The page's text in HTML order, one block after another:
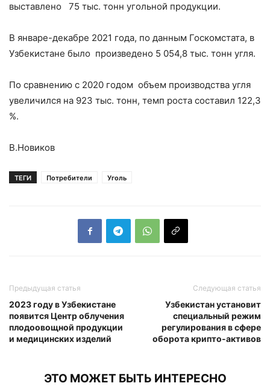
выставлено 75 тыс. тонн угольной продукции.
В январе-декабре 2021 года, по данным Госкомстата, в
Узбекистане было произведено 5 054,8 тыс. тонн угля.
По сравнению с 2020 годом объем производства угля
увеличился на 923 тыс. тонн, темп роста составил 122,3
%.
В.Новиков
ТЕГИ Потребители Уголь
Предыдущая статья
2023 году в Узбекистане
появится Центр облучения
плодоовощной продукции
и медицинских изделий
Следующая статья
Узбекистан установит
специальный режим
регулирования в сфере
оборота крипто-активов
ЭТО МОЖЕТ БЫТЬ ИНТЕРЕСНО